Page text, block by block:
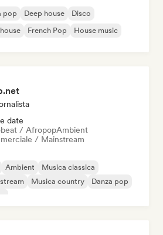
pop Deep house
Disco
French Pop House music
date
/ AfropopAmbient
/ Mainstream
Ambient
Musica classica
Musica country
Danza pop